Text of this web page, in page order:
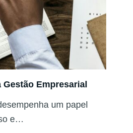
Empresarial
um papel
e…